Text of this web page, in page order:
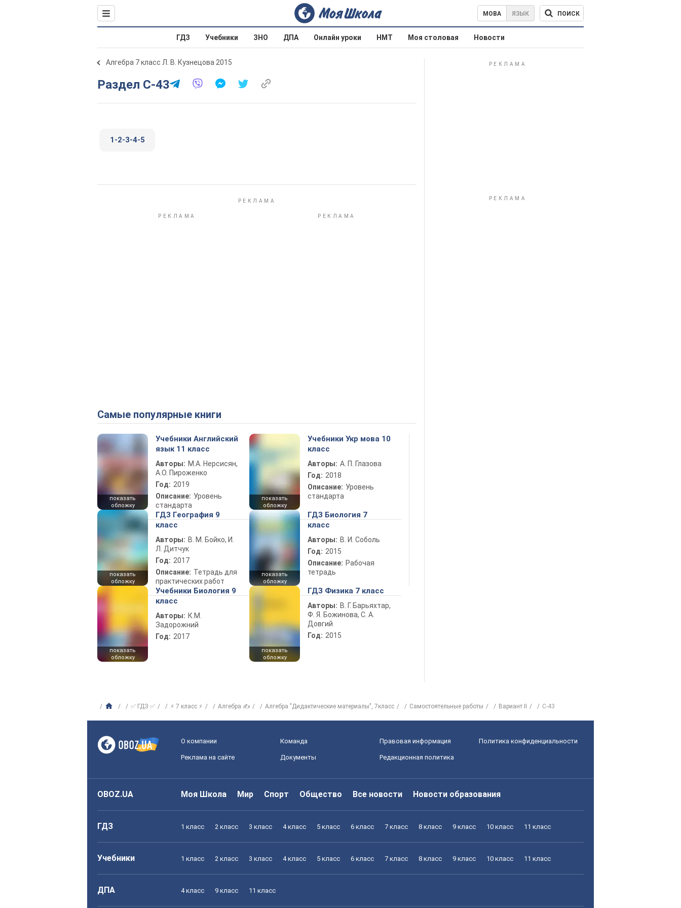
МОВА ЯЗЫК ПОИСК
ГДЗ Учебники ЗНО ДПА Онлайн уроки НМТ Моя столовая Новости
Алгебра 7 класс Л. В. Кузнецова 2015
Раздел С-43
1-2-3-4-5
Самые популярные книги
показать
обложку
Учебники Английский
язык 11 класс
Авторы: М.А. Нерсисян,
А.О. Пироженко
Год: 2019
Описание: Уровень
стандарта
показать
обложку
Учебники Укр мова 10
класс
Авторы: А. П. Глазова
Год: 2018
Описание: Уровень
стандарта
показать
обложку
ГДЗ География 9
класс
Авторы: В. М. Бойко, И.
Л. Дитчук
Год: 2017
Описание: Тетрадь для
практических работ
показать
обложку
ГДЗ Биология 7
класс
Авторы: В. И. Соболь
Год: 2015
Описание: Рабочая
тетрадь
показать
обложку
Учебники Биология 9
класс
Авторы: К.М.
Задорожний
Год: 2017
показать
обложку
ГДЗ Физика 7 класс
Авторы: В. Г. Барьяхтар,
Ф. Я. Божинова, С. А.
Довгий
Год: 2015
✅ ГДЗ ✅ ⚡ 7 класс ⚡ Алгебра ✍ Алгебра "Дидактические материалы", 7класс Самостоятельные работы Вариант II С-43
О компании Команда Правовая информация Политика конфиденциальности
Реклама на сайте Документы Редакционная политика
OBOZ.UA Моя Школа Мир Спорт Общество Все новости Новости образования
ГДЗ 1 класс 2 класс 3 класс 4 класс 5 класс 6 класс 7 класс 8 класс 9 класс 10 класс 11 класс
Учебники 1 класс 2 класс 3 класс 4 класс 5 класс 6 класс 7 класс 8 класс 9 класс 10 класс 11 класс
ДПА 4 класс 9 класс 11 класс